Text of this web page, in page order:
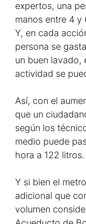
expertos, una
manos entre 4 y
Y, en cada
persona se
un buen lavado,
actividad se
Así, con el
que un
según los
medio puede
hora a 122 litros.
Y si bien el
adicional que
volumen